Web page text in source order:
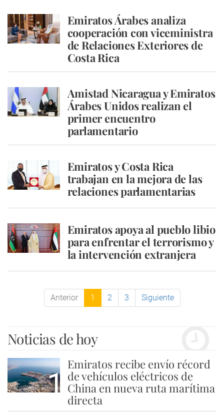
Emiratos Árabes analiza
cooperación con viceministra
de Relaciones Exteriores de
Costa Rica
Amistad Nicaragua y Emiratos
Árabes Unidos realizan el
primer encuentro
parlamentario
Emiratos y Costa Rica
trabajan en la mejora de las
relaciones parlamentarias
Emiratos apoya al pueblo libio
para enfrentar el terrorismo y
la intervención extranjera
Anterior 1 2 3 Siguiente
Noticias de hoy
1
Emiratos recibe envío récord
de vehículos eléctricos de
China en nueva ruta marítima
directa